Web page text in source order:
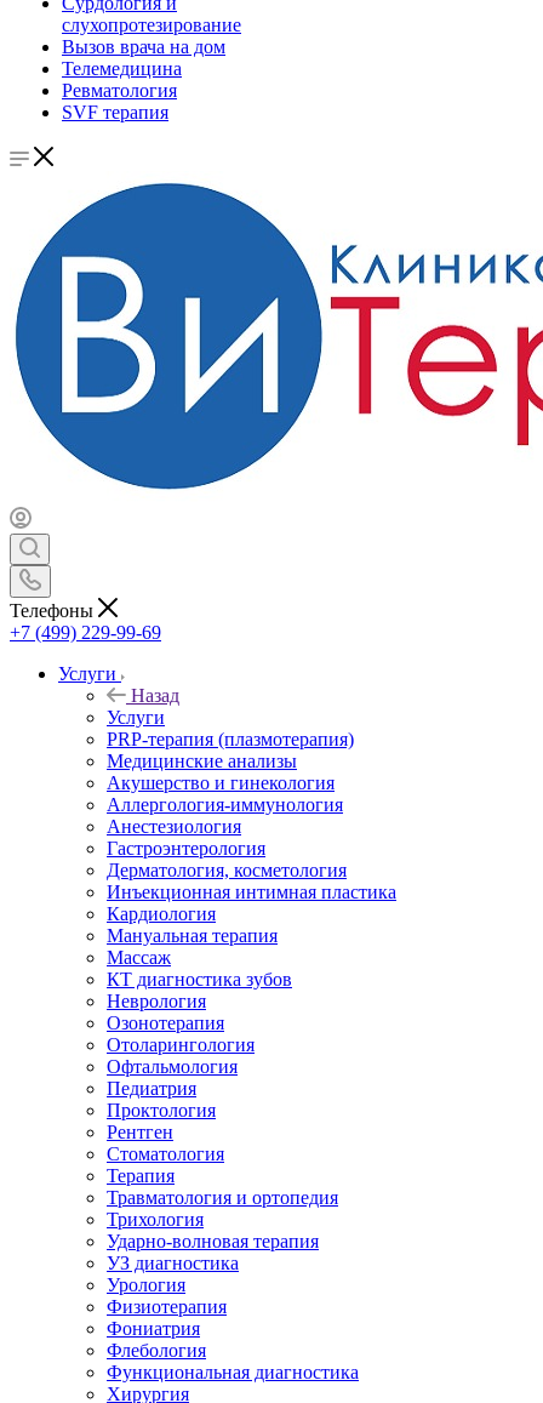
слухопротезирование
Вызов врача на дом
Телемедицина
Ревматология
SVF терапия
Телефоны
+7 (499) 229-99-69
Услуги
Назад
Услуги
PRP-терапия (плазмотерапия)
Медицинские анализы
Акушерство и гинекология
Аллергология-иммунология
Анестезиология
Гастроэнтерология
Дерматология, косметология
Инъекционная интимная пластика
Кардиология
Мануальная терапия
Массаж
КТ диагностика зубов
Неврология
Озонотерапия
Отоларингология
Офтальмология
Педиатрия
Проктология
Рентген
Стоматология
Терапия
Травматология и ортопедия
Трихология
Ударно-волновая терапия
УЗ диагностика
Урология
Физиотерапия
Фониатрия
Флебология
Функциональная диагностика
Хирургия